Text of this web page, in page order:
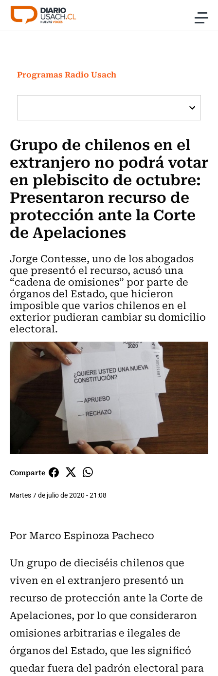
Click acá para ir directamente al contenido
Investigación
Cultura
Programas Radio y TV Usach
Programas Radio Usach
Grupo de chilenos en el
extranjero no podrá votar
en plebiscito de octubre:
Presentaron recurso de
protección ante la Corte
de Apelaciones
Jorge Contesse, uno de los abogados
que presentó el recurso, acusó una
“cadena de omisiones” por parte de
órganos del Estado, que hicieron
imposible que varios chilenos en el
exterior pudieran cambiar su domicilio
electoral.
Comparte
Martes 7 de julio de 2020 - 21:08
Por Marco Espinoza Pacheco
Un grupo de dieciséis chilenos que
viven en el extranjero presentó un
recurso de protección ante la Corte de
Apelaciones, por lo que consideraron
omisiones arbitrarias e ilegales de
órganos del Estado, que les significó
quedar fuera del padrón electoral para